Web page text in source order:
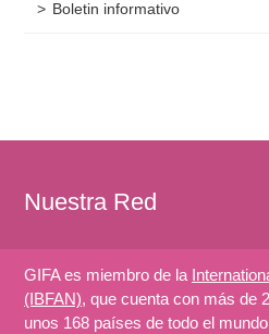
Boletin informativo
Nuestra Red
GIFA es miembro de la
(IBFAN), que cuenta con más de
unos 168 países de todo el